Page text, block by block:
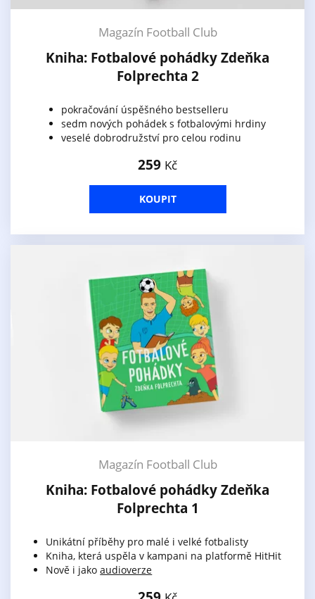
Magazín Football Club
Kniha: Fotbalové pohádky Zdeňka
Folprechta 2
pokračování úspěšného bestselleru
sedm nových pohádek s fotbalovými hrdiny
veselé dobrodružství pro celou rodinu
259 Kč
KOUPIT
Magazín Football Club
Kniha: Fotbalové pohádky Zdeňka
Folprechta 1
Unikátní příběhy pro malé i velké fotbalisty
Kniha, která uspěla v kampani na platformě HitHit
Nově i jakoaudioverze